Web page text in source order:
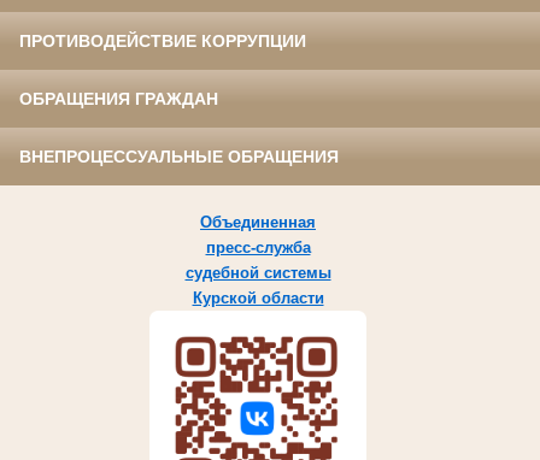
ПРОТИВОДЕЙСТВИЕ КОРРУПЦИИ
ОБРАЩЕНИЯ ГРАЖДАН
ВНЕПРОЦЕССУАЛЬНЫЕ ОБРАЩЕНИЯ
Объединенная
пресс-служба
судебной системы
Курской области